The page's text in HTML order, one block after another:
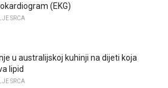
(EKG)
SRCA
u australijskoj kuhinji na dijeti koja
lipid
SRCA